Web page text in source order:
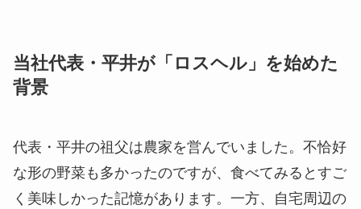
当社代表・平井が「ロスヘル」を始めた
背景
代表・平井の祖父は農家を営んでいました。不恰好
な形の野菜も多かったのですが、食べてみるとすご
く美味しかった記憶があります。一方、自宅周辺の